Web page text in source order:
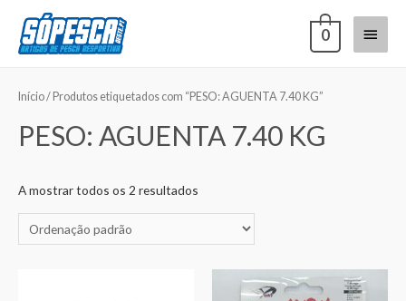
0
Início/ Produtos etiquetados com “PESO: AGUENTA 7.40 KG”
PESO: AGUENTA 7.40 KG
A mostrar todos os 2 resultados